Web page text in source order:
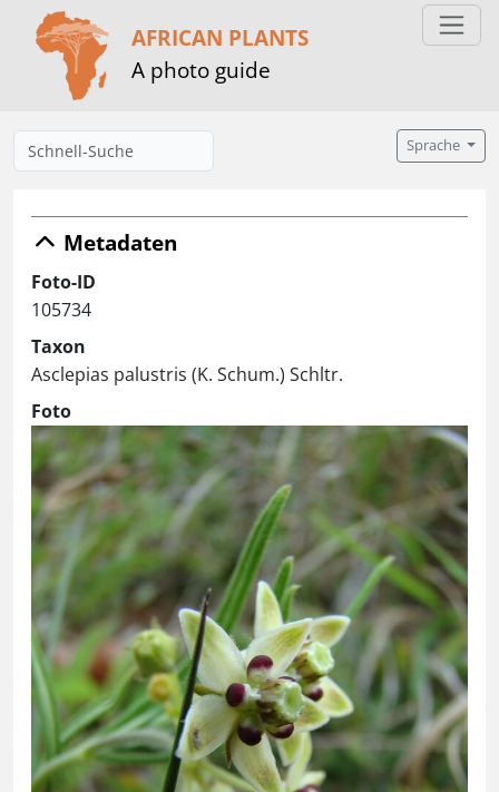
AFRICAN PLANTS
A photo guide
Sprache
Metadaten
Foto-ID
105734
Taxon
Asclepias palustris (K. Schum.) Schltr.
Foto